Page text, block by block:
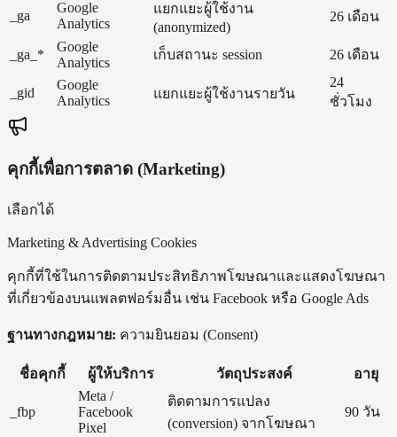
_ga
Google
Analytics
แยกแยะผู้ใช้งาน
(anonymized)
26 เดือน
_ga_*
Google
Analytics
เก็บสถานะ session 26 เดือน
_gid
Google
Analytics
แยกแยะผู้ใช้งานรายวัน
24
ชั่วโมง
คุกกี้เพื่อการตลาด (Marketing)
เลือกได้
Marketing & Advertising Cookies
คุกกี้ที่ใช้ในการติดตามประสิทธิภาพโฆษณาและแสดงโฆษณา
ที่เกี่ยวข้องบนแพลตฟอร์มอื่น เช่น Facebook หรือ Google Ads
ฐานทางกฎหมาย: ความยินยอม (Consent)
ชื่อคุกกี้ ผู้ให้บริการ วัตถุประสงค์ อายุ
_fbp
Meta /
Facebook
Pixel
ติดตามการแปลง
(conversion) จากโฆษณา
90 วัน